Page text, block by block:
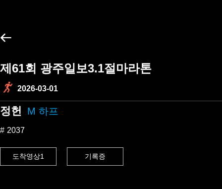
제61회 광주일보3.1절마라톤
2026-03-01
정헌 M 하프
2037
도착영상1 기록증